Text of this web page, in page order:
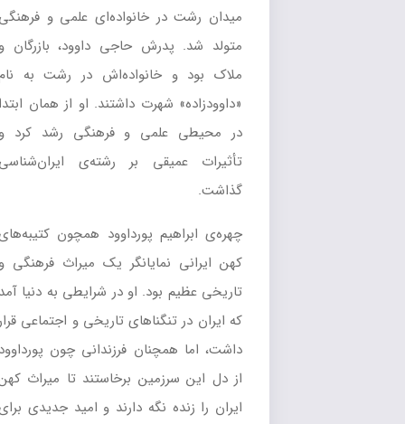
میدان رشت در خانواده‌ای علمی و فرهنگی
متولد شد. پدرش حاجی داوود، بازرگان و
ملاک بود و خانواده‌اش در رشت به نام
«داوودزاده» شهرت داشتند. او از همان ابتدا
در محیطی علمی و فرهنگی رشد کرد و
تأثیرات عمیقی بر رشته‌ی ایران‌شناسی
گذاشت.
چهره‌ی ابراهیم پورداوود همچون کتیبه‌های
کهن ایرانی نمایانگر یک میراث فرهنگی و
تاریخی عظیم بود. او در شرایطی به دنیا آمد
که ایران در تنگناهای تاریخی و اجتماعی قرار
داشت، اما همچنان فرزندانی چون پورداوود
از دل این سرزمین برخاستند تا میراث کهن
ایران را زنده نگه دارند و امید جدیدی برای